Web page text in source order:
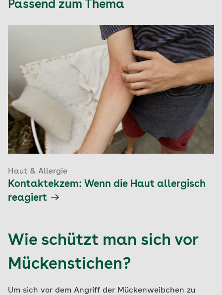
Passend zum Thema
Haut & Allergie
Kontaktekzem: Wenn die Haut allergisch
reagiert
Wie schützt man sich vor
Mückenstichen?
Um sich vor dem Angriff der Mückenweibchen zu